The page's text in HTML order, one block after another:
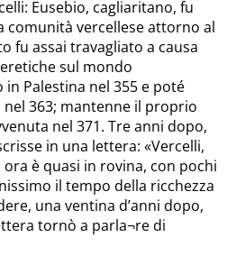
Eusebio, cagliaritano, fu
comunità vercellese attorno al
fu assai travagliato a causa
sul mondo
Palestina nel 355 e poté
363; mantenne il proprio
nel 371. Tre anni dopo,
in una lettera: «Vercelli,
è quasi in rovina, con pochi
il tempo della ricchezza
una ventina d’anni dopo,
tornò a parla¬re di